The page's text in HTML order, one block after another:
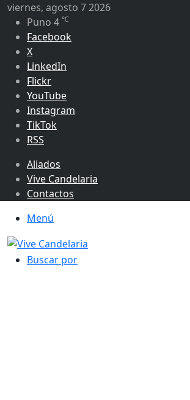
viernes, agosto 7 2026
Puno 4 ℃
Facebook
X
LinkedIn
Flickr
YouTube
Instagram
TikTok
RSS
Aliados
Vive Candelaria
Contactos
Menú
Buscar por